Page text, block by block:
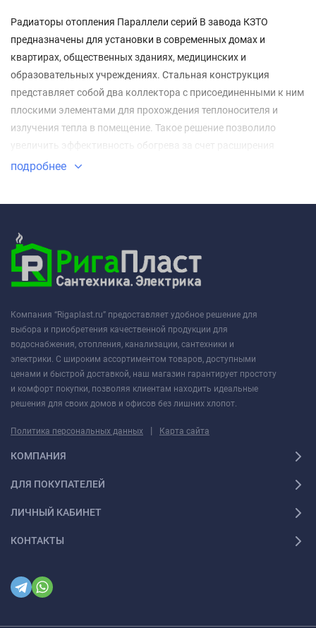
Радиаторы отопления Параллели серий В завода КЗТО
предназначены для установки в современных домах и
квартирах, общественных зданиях, медицинских и
образовательных учреждениях. Стальная конструкция
представляет собой два коллектора с присоединенными к ним
плоскими элементами для прохождения теплоносителя и
излучения тепла в помещение. Такое решение позволило
увеличить эффективность обогрева за счет расширения
площади рабочей поверхности.
подробнее
Компания “Rigaplast.ru” предоставляет удобное решение для
выбора и приобретения качественной продукции для
водоснабжения, отопления, канализации, сантехники и
электрики. С широким ассортиментом товаров, доступными
ценами и быстрой доставкой, наш магазин гарантирует простоту
и комфорт покупки, позволяя клиентам находить идеальные
решения для своих домов и офисов без лишних хлопот.
Политика персональных данных | Карта сайта
КОМПАНИЯ
ДЛЯ ПОКУПАТЕЛЕЙ
ЛИЧНЫЙ КАБИНЕТ
КОНТАКТЫ